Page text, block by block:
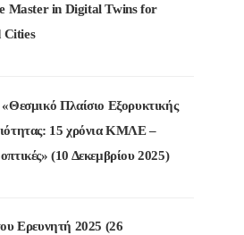
Master in Digital Twins for
Cities
Πλαίσιο Εξορυκτικής
15 χρόνια ΚΜΛΕ –
(10 Δεκεμβρίου 2025)
Ερευνητή 2025 (26